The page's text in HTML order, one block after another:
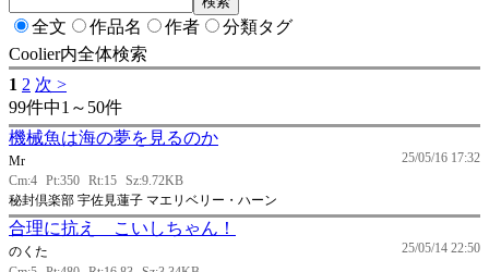
全文 作品名 作者
分類タグ
Coolier内全体検索
1 2 次 >
99件中1～50件
機械魚は海の夢を見るのか
25/05/16 17:32
Mr
Cm:4 Pt:350 Rt:15 Sz:9.72KB
秘封倶楽部 宇佐見蓮子 マエリベリー・ハーン
合理に抗え こいしちゃん！
25/05/14 22:50
のくた